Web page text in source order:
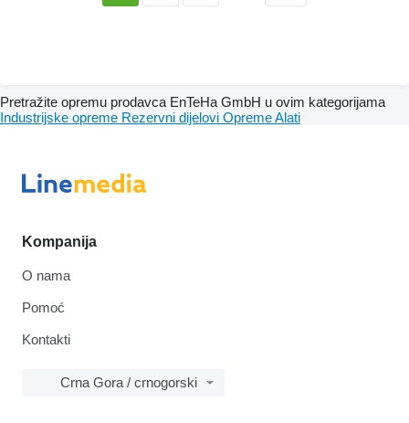
Pretražite opremu prodavca EnTeHa GmbH u ovim kategorijama
Industrijske opreme Rezervni dijelovi OpremeAlati
Kompanija
O nama
Pomoć
Kontakti
Crna Gora / crnogorski